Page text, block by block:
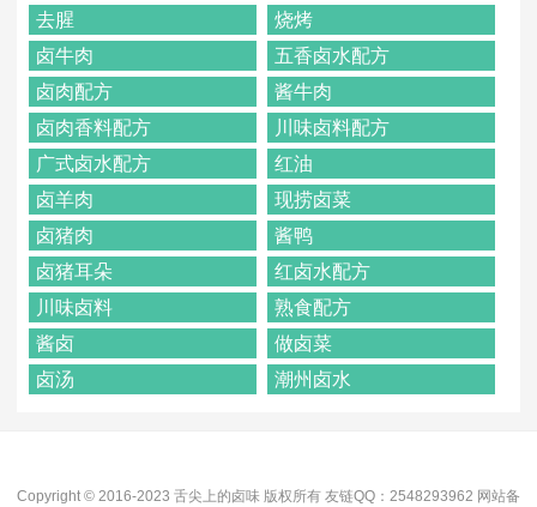
去腥
烧烤
卤牛肉
五香卤水配方
卤肉配方
酱牛肉
卤肉香料配方
川味卤料配方
广式卤水配方
红油
卤羊肉
现捞卤菜
卤猪肉
酱鸭
卤猪耳朵
红卤水配方
川味卤料
熟食配方
酱卤
做卤菜
卤汤
潮州卤水
Copyright © 2016-2023 舌尖上的卤味 版权所有 友链QQ：2548293962 网站备